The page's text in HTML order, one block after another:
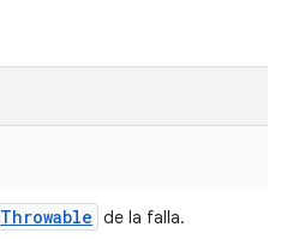
Throwable de la falla.